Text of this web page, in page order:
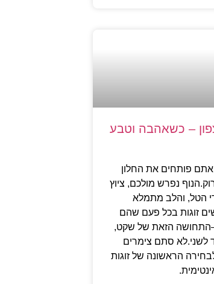
– כשאהבה וטבע
פותחים את החלון
נפרש מולכם, ציוץ
הטל, והלב מתמלא
זוגות בכל פעם שהם
–התחושה הזאת של שקט,
לשני.לא סתם צימרים
הראשונה של זוגות